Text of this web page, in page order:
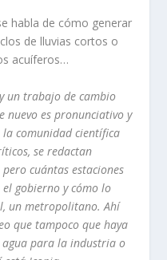
habla de cómo generar
de lluvias cortos o
acuíferos…
un trabajo de cambio
nuevo es pronunciativo y
comunidad científica
se redactan
cuántas estaciones
gobierno y cómo lo
un metropolitano. Ahí
que tampoco que haya
agua para la industria o